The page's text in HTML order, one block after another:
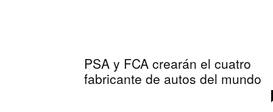
PSA y FCA crearán el cuatro
fabricante de autos del mundo